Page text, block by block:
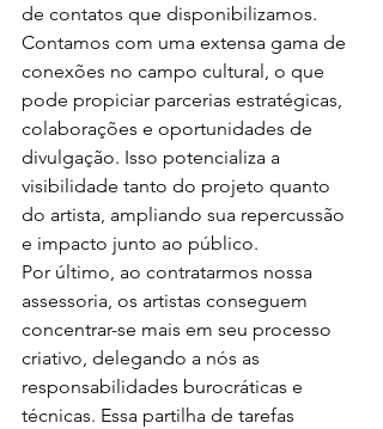
de contatos que disponibilizamos.
Contamos com uma extensa gama de
conexões no campo cultural, o que
pode propiciar parcerias estratégicas,
colaborações e oportunidades de
divulgação. Isso potencializa a
visibilidade tanto do projeto quanto
do artista, ampliando sua repercussão
e impacto junto ao público.
Por último, ao contratarmos nossa
assessoria, os artistas conseguem
concentrar-se mais em seu processo
criativo, delegando a nós as
responsabilidades burocráticas e
técnicas. Essa partilha de tarefas